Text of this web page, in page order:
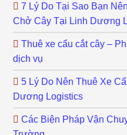
7 Lý Do Tại Sao Bạn
Chở Cây Tại Linh Dương
Thuê xe cẩu cắt cây –
dịch vụ
5 Lý Do Nên Thuê Xe
Dương Logistics
Các Biện Pháp Vận